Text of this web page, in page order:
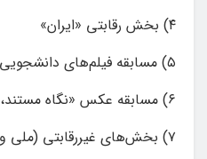
۴) بخش رقابتی «ایران»
۵) مسابقه فیلم‌های دانشجویی
۶) مسابقه عکس «نگاه مستند، عکس به‌مثابه داستان»
۷) بخش‌های غیررقابتی (ملی و بین‌الملل)